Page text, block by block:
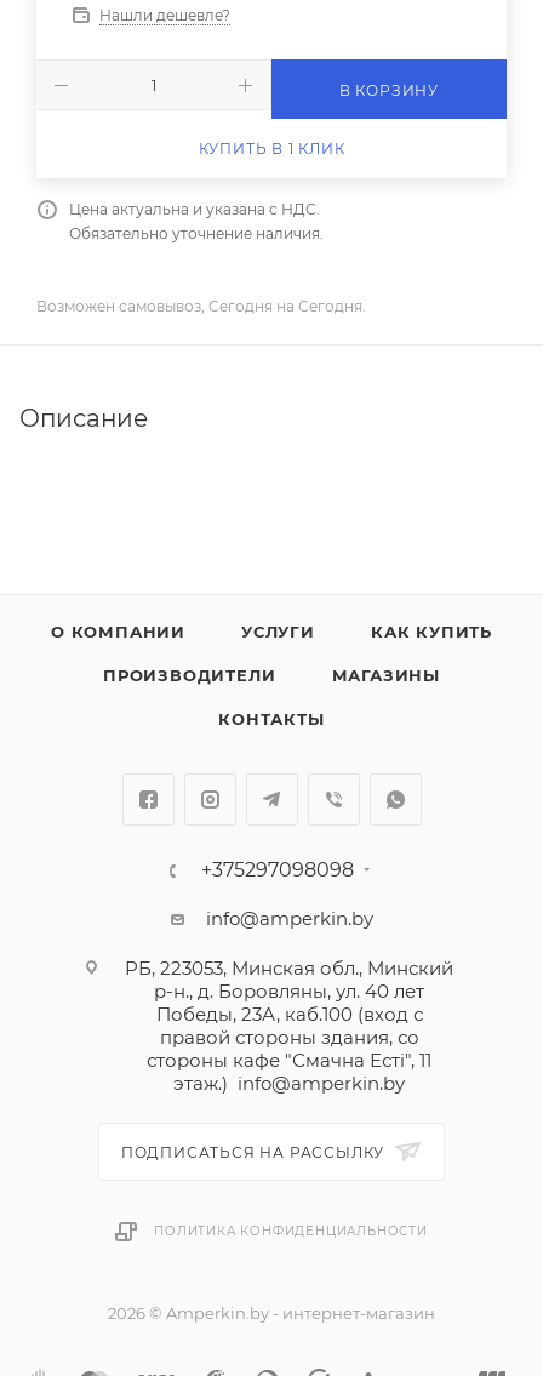
Нашли дешевле?
В КОРЗИНУ
КУПИТЬ В 1 КЛИК
Цена актуальна и указана с НДС.
Обязательно уточнение наличия.
Возможен самовывоз, Сегодня на Сегодня.
Описание
О КОМПАНИИ УСЛУГИ КАК КУПИТЬ
ПРОИЗВОДИТЕЛИ МАГАЗИНЫ
КОНТАКТЫ
+375297098098
info@amperkin.by
РБ, 223053, Минская обл., Минский
р-н., д. Боровляны, ул. 40 лет
Победы, 23А, каб.100 (вход с
правой стороны здания, со
стороны кафе "Смачна Естi", 11
этаж.) info@amperkin.by
ПОДПИСАТЬСЯ НА РАССЫЛКУ
ПОЛИТИКА КОНФИДЕНЦИАЛЬНОСТИ
2026 © Amperkin.by - интернет-магазин